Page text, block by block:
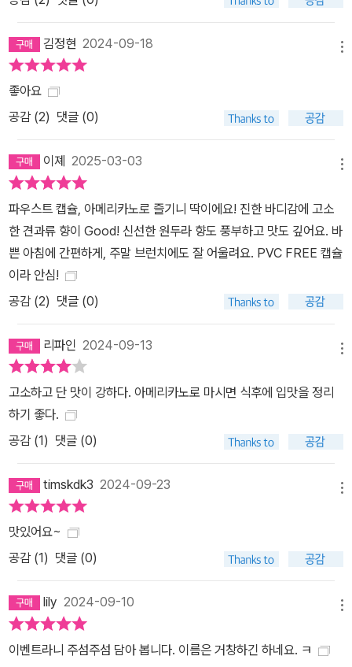
김정현 2024-09-18
좋아요
공감 (2) 댓글 (0)
이졔 2025-03-03
파우스트 캡슐, 아메리카노로 즐기니 딱이에요! 진한 바디감에 고소
한 견과류 향이 Good! 신선한 원두라 향도 풍부하고 맛도 깊어요. 바
쁜 아침에 간편하게, 주말 브런치에도 잘 어울려요. PVC FREE 캡슐
이라 안심!
공감 (2) 댓글 (0)
리파인 2024-09-13
고소하고 단 맛이 강하다. 아메리카노로 마시면 식후에 입맛을 정리
하기 좋다.
공감 (1) 댓글 (0)
timskdk3 2024-09-23
맛있어요~
공감 (1) 댓글 (0)
lily 2024-09-10
이벤트라니 주섬주섬 담아 봅니다. 이름은 거창하긴 하네요. ㅋ